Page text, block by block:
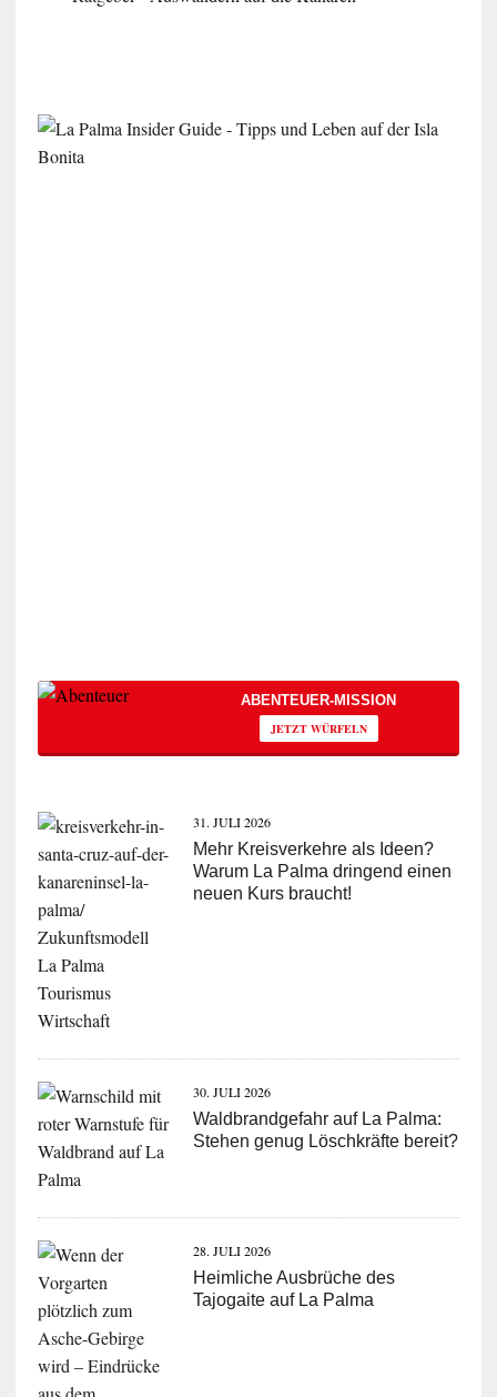
ABENTEUER-MISSION
JETZT WÜRFELN
31. JULI 2026
Mehr Kreisverkehre als Ideen?
Warum La Palma dringend einen
neuen Kurs braucht!
30. JULI 2026
Waldbrandgefahr auf La Palma:
Stehen genug Löschkräfte bereit?
28. JULI 2026
Heimliche Ausbrüche des
Tajogaite auf La Palma